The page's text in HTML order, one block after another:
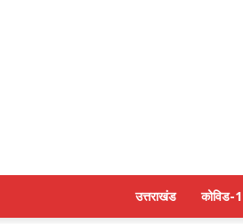
उत्तराखंड कोविड-